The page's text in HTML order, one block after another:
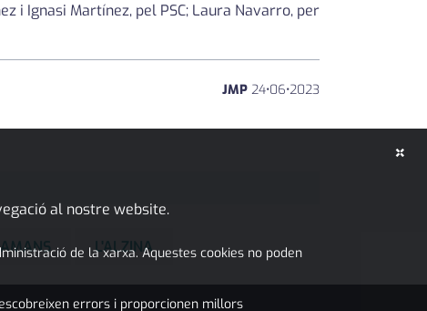
i Ignasi Martínez, pel PSC; Laura Navarro, per
JMP 24•06•2023
L'ALZINA
×
al nostre website.
de la xarxa. Aquestes cookies no poden
errors i proporcionen millors